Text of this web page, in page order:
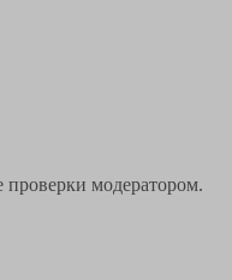
проверки модератором.